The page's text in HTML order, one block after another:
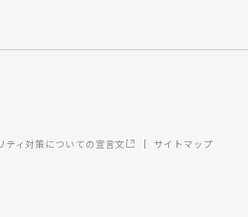
ティ対策についての宣言文 サイトマップ